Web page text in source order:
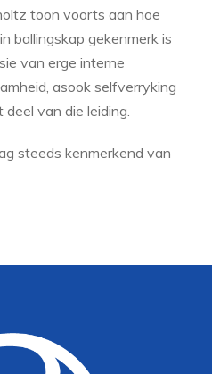
toon voorts aan hoe
ballingskap gekenmerk is
van erge interne
asook selfverryking
deel van die leiding.
steeds kenmerkend van